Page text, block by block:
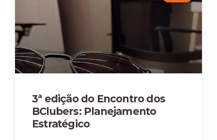
3ª edição do Encontro dos
BClubers: Planejamento
Estratégico